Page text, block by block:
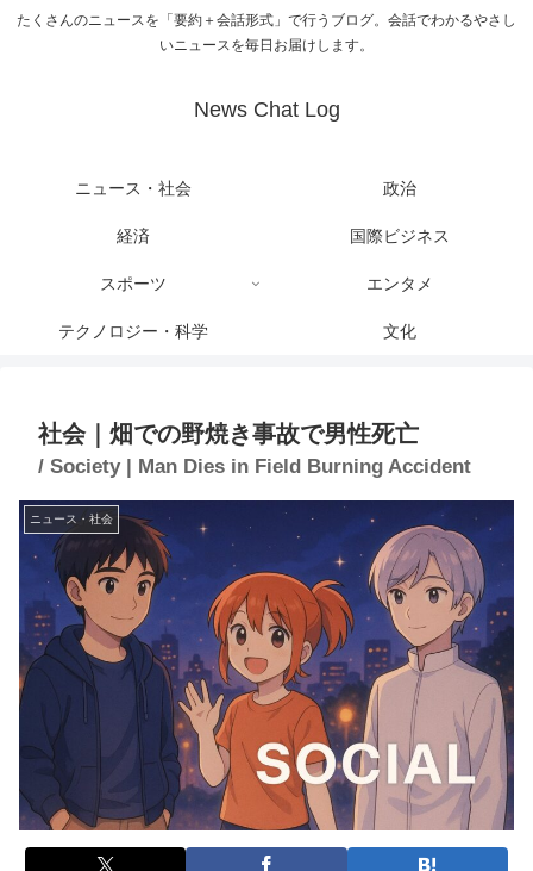
たくさんのニュースを「要約＋会話形式」で行うブログ。会話でわかるやさし
いニュースを毎日お届けします。
News Chat Log
ニュース・社会 政治
経済 国際ビジネス
スポーツ エンタメ
テクノロジー・科学 文化
社会｜畑での野焼き事故で男性死亡
/ Society | Man Dies in Field Burning Accident
ニュース・社会